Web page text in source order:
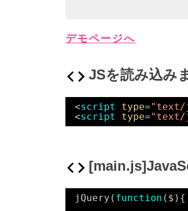
デモページへ
JSを読み込み
<script type="text/
<script type="text/
jQuery( function ($){